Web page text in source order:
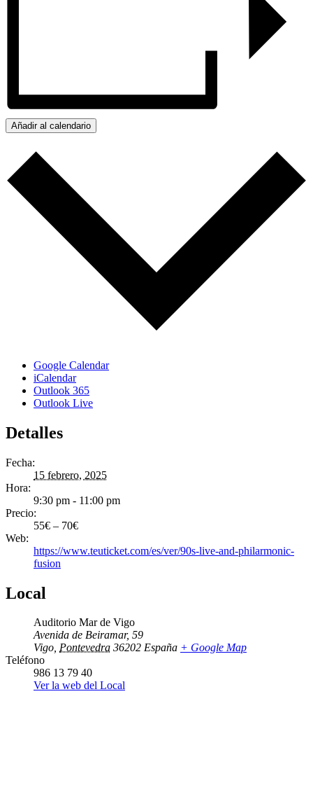
Añadir al calendario
Google Calendar
iCalendar
Outlook 365
Outlook Live
Detalles
Fecha:
15 febrero, 2025
Hora:
9:30 pm - 11:00 pm
Precio:
55€ – 70€
Web:
https://www.teuticket.com/es/ver/90s-live-and-philarmonic-
fusion
Local
Auditorio Mar de Vigo
Avenida de Beiramar, 59
Vigo, Pontevedra 36202 España + Google Map
Teléfono
986 13 79 40
Ver la web del Local